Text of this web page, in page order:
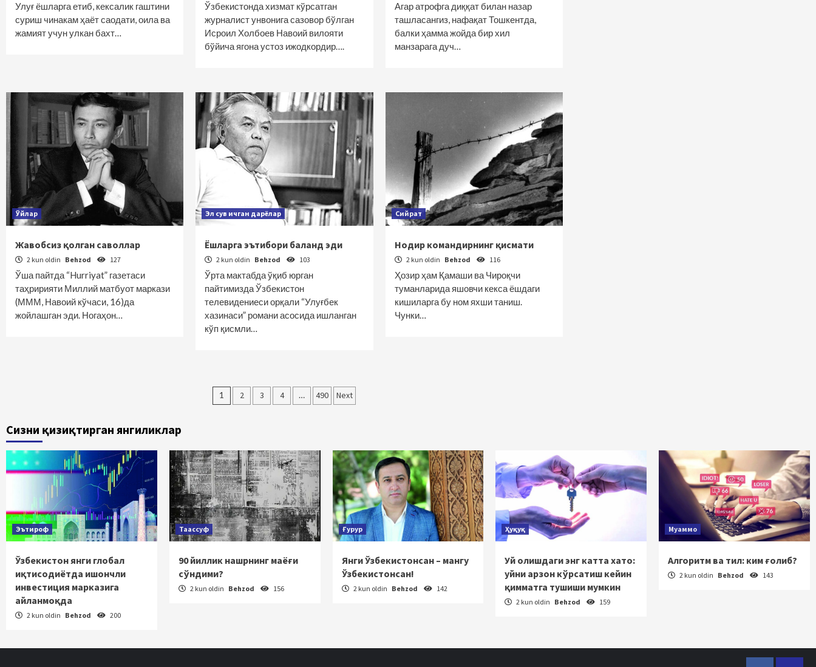
Улуғ ёшларга етиб, кексалик гаштини
суриш чинакам ҳаёт саодати, оила ва
жамият учун улкан бахт…
Ўзбекистонда хизмат кўрсатган
журналист унвонига сазовор бўлган
Исроил Холбоев Навоий вилояти
бўйича ягона устоз ижодкордир….
Агар атрофга диққат билан назар
ташласангиз, нафақат Тошкентда,
балки ҳамма жойда бир хил
манзарага дуч…
Ўйлар
Жавобсиз қолган саволлар
2 kun oldin Behzod 127
Ўша пайтда “Hurriyat” газетаси
таҳририяти Миллий матбуот маркази
(МММ, Навоий кўчаси, 16)да
жойлашган эди. Ногаҳон…
Эл сув ичган дарёлар
Ёшларга эътибори баланд эди
2 kun oldin Behzod 103
Ўрта мактабда ўқиб юрган
пайтимизда Ўзбекистон
телевидениеси орқали “Улуғбек
хазинаси” романи асосида ишланган
кўп қисмли…
Сийрат
Нодир командирнинг қисмати
2 kun oldin Behzod 116
Ҳозир ҳам Қамаши ва Чироқчи
туманларида яшовчи кекса ёшдаги
кишиларга бу ном яхши таниш.
Чунки…
Maqolalar
1 2 3 4 … 490 Next
Сизни қизиқтирган янгиликлар
Эътироф
Ўзбекистон янги глобал
иқтисодиётда ишончли
инвестиция марказига
айланмоқда
2 kun oldin Behzod 200
Таассуф
90 йиллик нашрнинг маёғи
сўндими?
2 kun oldin Behzod 156
Ғурур
Янги Ўзбекистонсан – мангу
Ўзбекистонсан!
2 kun oldin Behzod 142
Ҳуқуқ
Уй олишдаги энг катта хато:
уйни арзон кўрсатиш кейин
қимматга тушиши мумкин
2 kun oldin Behzod 159
Муаммо
Алгоритм ва тил: ким ғолиб?
2 kun oldin Behzod 143